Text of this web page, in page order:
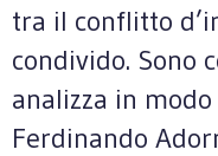
tra il conflitto
condivido. Sono
analizza in
Ferdinando